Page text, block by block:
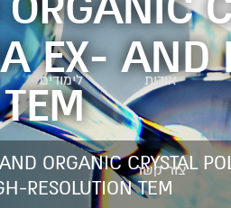
אודות לימודים
צור קשר
EX-
ORGANIC CRYSTAL
RESOLUTION TEM